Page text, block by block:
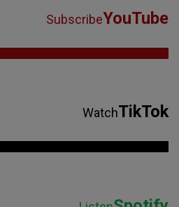
SubscribeYouTube
WatchTikTok